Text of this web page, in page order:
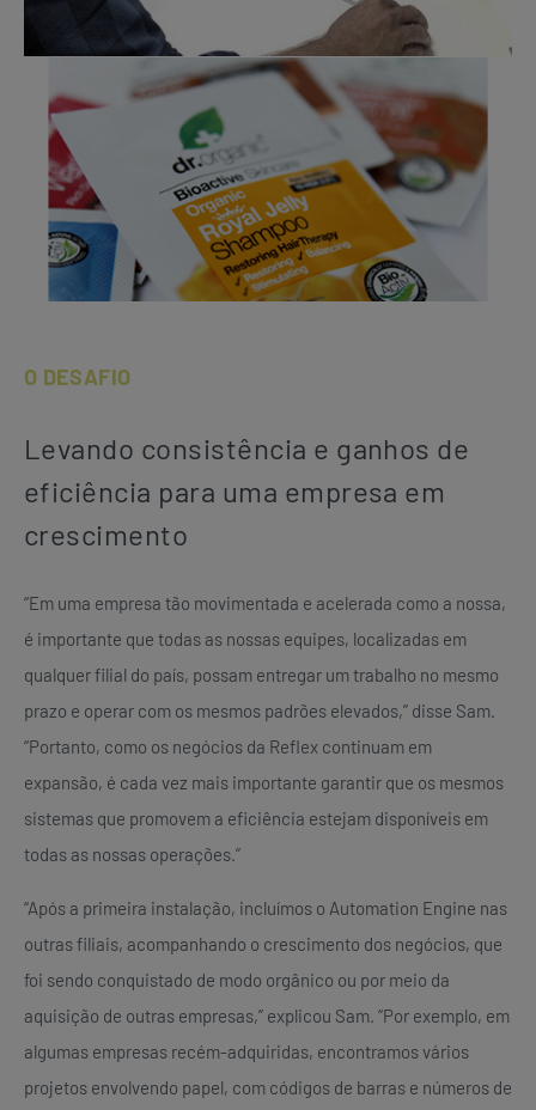
O DESAFIO
Levando consistência e ganhos de
eficiência para uma empresa em
crescimento
“Em uma empresa tão movimentada e acelerada como a nossa,
é importante que todas as nossas equipes, localizadas em
qualquer filial do país, possam entregar um trabalho no mesmo
prazo e operar com os mesmos padrões elevados,” disse Sam.
“Portanto, como os negócios da Reflex continuam em
expansão, é cada vez mais importante garantir que os mesmos
sistemas que promovem a eficiência estejam disponíveis em
todas as nossas operações.”
“Após a primeira instalação, incluímos o Automation Engine nas
outras filiais, acompanhando o crescimento dos negócios, que
foi sendo conquistado de modo orgânico ou por meio da
aquisição de outras empresas,” explicou Sam. “Por exemplo, em
algumas empresas recém-adquiridas, encontramos vários
projetos envolvendo papel, com códigos de barras e números de